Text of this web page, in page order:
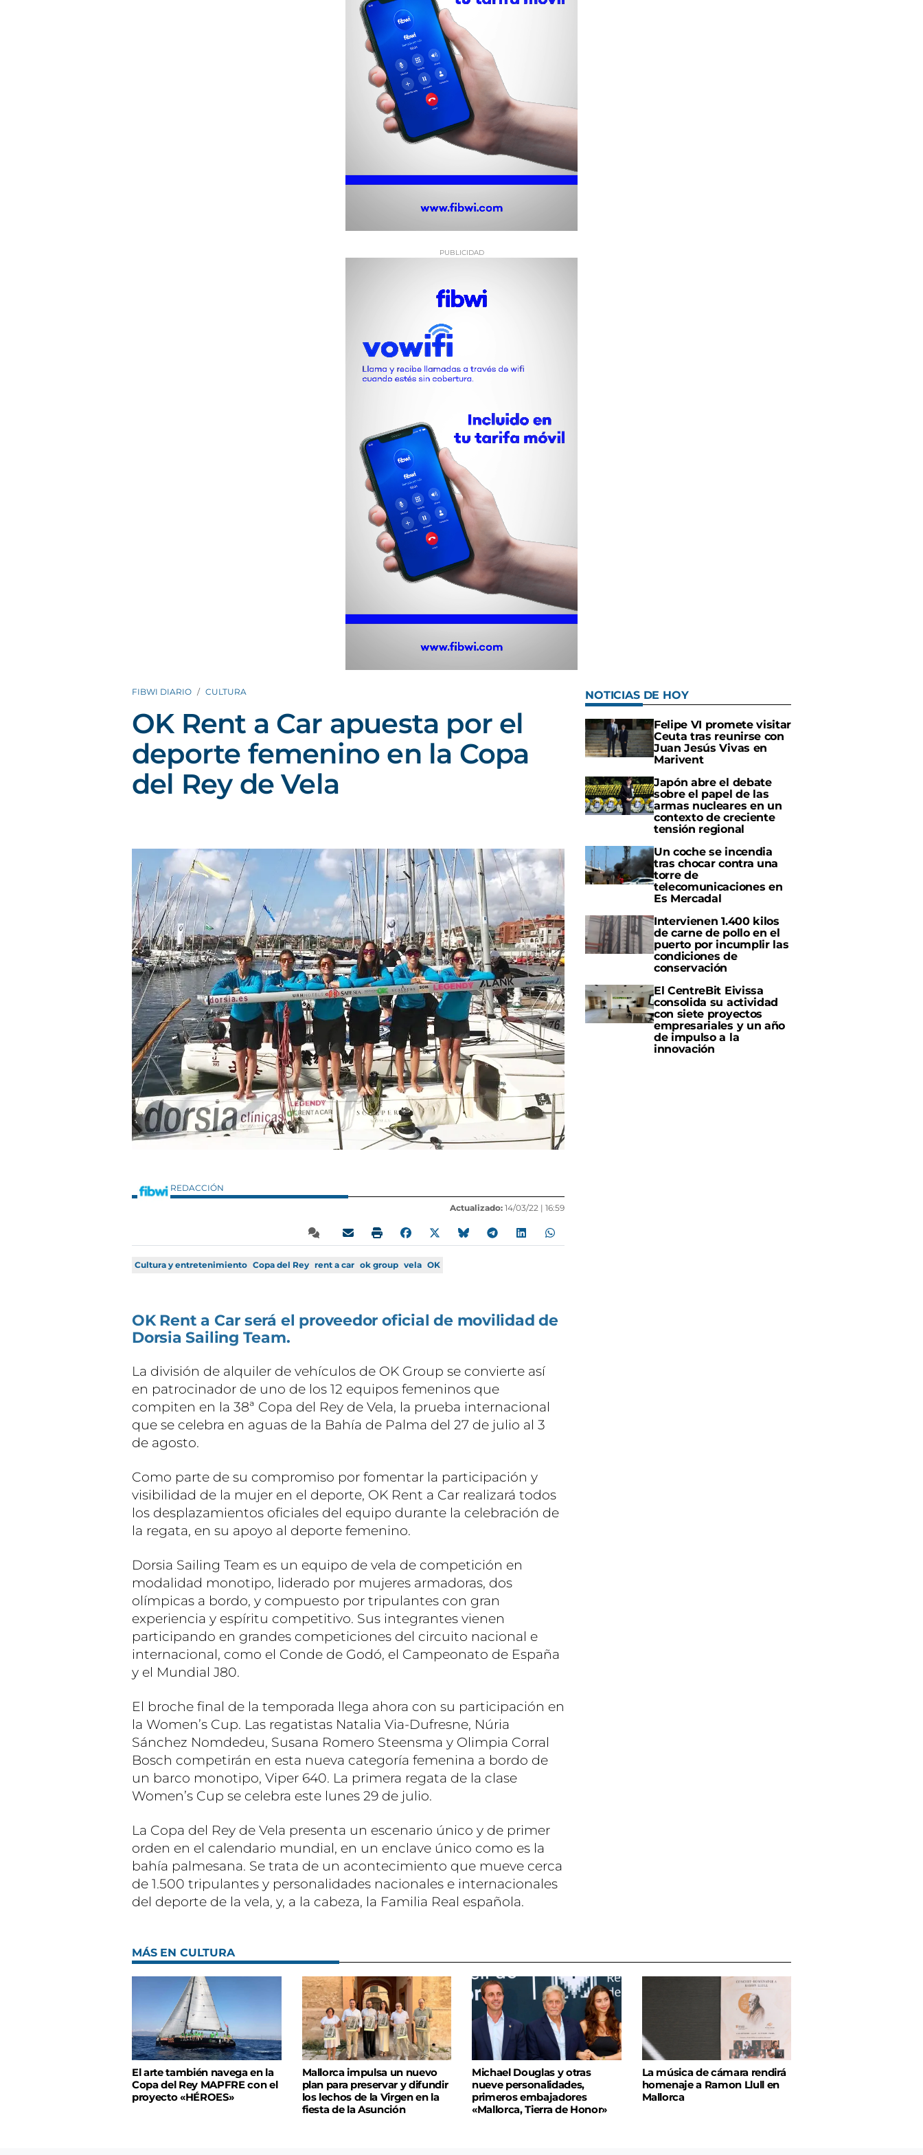
FIBWI DIARIO CULTURA
OK Rent a Car apuesta por el
deporte femenino en la Copa
del Rey de Vela
REDACCIÓN
Actualizado: 14/03/22 | 16:59
Cultura y entretenimiento Copa del Rey rent a car ok group vela OK
OK Rent a Car será el proveedor oficial de movilidad de
Dorsia Sailing Team.
La división de alquiler de vehículos de OK Group se convierte así
en patrocinador de uno de los 12 equipos femeninos que
compiten en la 38ª Copa del Rey de Vela, la prueba internacional
que se celebra en aguas de la Bahía de Palma del 27 de julio al 3
de agosto.
Como parte de su compromiso por fomentar la participación y
visibilidad de la mujer en el deporte, OK Rent a Car realizará todos
los desplazamientos oficiales del equipo durante la celebración de
la regata, en su apoyo al deporte femenino.
Dorsia Sailing Team es un equipo de vela de competición en
modalidad monotipo, liderado por mujeres armadoras, dos
olímpicas a bordo, y compuesto por tripulantes con gran
experiencia y espíritu competitivo. Sus integrantes vienen
participando en grandes competiciones del circuito nacional e
internacional, como el Conde de Godó, el Campeonato de España
y el Mundial J80.
El broche final de la temporada llega ahora con su participación en
la Women’s Cup. Las regatistas Natalia Via-Dufresne, Núria
Sánchez Nomdedeu, Susana Romero Steensma y Olimpia Corral
Bosch competirán en esta nueva categoría femenina a bordo de
un barco monotipo, Viper 640. La primera regata de la clase
Women’s Cup se celebra este lunes 29 de julio.
La Copa del Rey de Vela presenta un escenario único y de primer
orden en el calendario mundial, en un enclave único como es la
bahía palmesana. Se trata de un acontecimiento que mueve cerca
de 1.500 tripulantes y personalidades nacionales e internacionales
del deporte de la vela, y, a la cabeza, la Familia Real española.
NOTICIAS DE HOY
Felipe VI promete visitar
Ceuta tras reunirse con
Juan Jesús Vivas en
Marivent
Japón abre el debate
sobre el papel de las
armas nucleares en un
contexto de creciente
tensión regional
Un coche se incendia
tras chocar contra una
torre de
telecomunicaciones en
Es Mercadal
Intervienen 1.400 kilos
de carne de pollo en el
puerto por incumplir las
condiciones de
conservación
El CentreBit Eivissa
consolida su actividad
con siete proyectos
empresariales y un año
de impulso a la
innovación
MÁS EN CULTURA
El arte también navega en la
Copa del Rey MAPFRE con el
proyecto «HÉROES»
Mallorca impulsa un nuevo
plan para preservar y difundir
los lechos de la Virgen en la
fiesta de la Asunción
Michael Douglas y otras
nueve personalidades,
primeros embajadores
«Mallorca, Tierra de Honor»
La música de cámara rendirá
homenaje a Ramon Llull en
Mallorca